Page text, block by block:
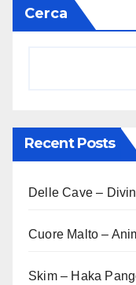
Cerca
Recent Posts
Delle Cave –
Cuore Malto –
Skim – Haka